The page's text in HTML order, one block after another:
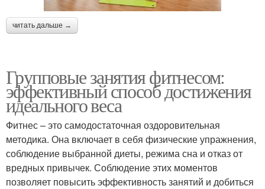
читать дальше →
Групповые занятия фитнесом:
эффективный способ достижения
идеального веса
Фитнес – это самодостаточная оздоровительная
методика. Она включает в себя физические упражнения,
соблюдение выбранной диеты, режима сна и отказ от
вредных привычек. Соблюдение этих моментов
позволяет повысить эффективность занятий и добиться